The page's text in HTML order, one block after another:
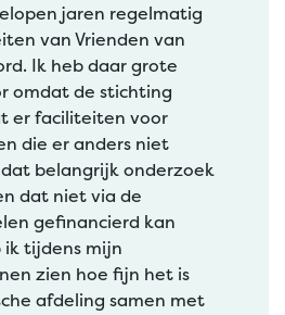
jaren regelmatig
van Vrienden van
Ik heb daar grote
omdat de stichting
er faciliteiten voor
die er anders niet
belangrijk onderzoek
dat niet via de
gefinancierd kan
ik tijdens mijn
zien hoe fijn het is
afdeling samen met